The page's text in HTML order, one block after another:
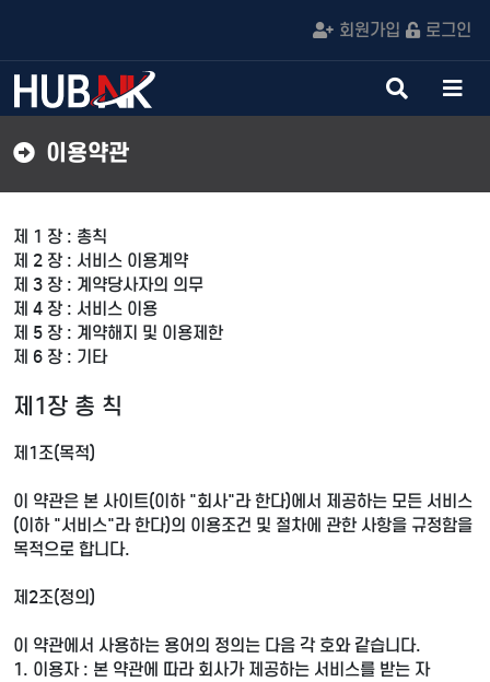
회원가입 로그인
검
색
메
뉴
이용약관
제 1 장 : 총칙
제 2 장 : 서비스 이용계약
제 3 장 : 계약당사자의 의무
제 4 장 : 서비스 이용
제 5 장 : 계약해지 및 이용제한
제 6 장 : 기타
제1장 총 칙
제1조(목적)
이 약관은 본 사이트(이하 "회사"라 한다)에서 제공하는 모든 서비스
(이하 "서비스"라 한다)의 이용조건 및 절차에 관한 사항을 규정함을
목적으로 합니다.
제2조(정의)
이 약관에서 사용하는 용어의 정의는 다음 각 호와 같습니다.
1. 이용자 : 본 약관에 따라 회사가 제공하는 서비스를 받는 자